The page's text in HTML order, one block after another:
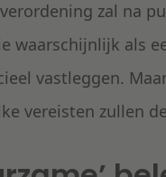
zal na
waarschijnlijk als
vastleggen.
vereisten zullen